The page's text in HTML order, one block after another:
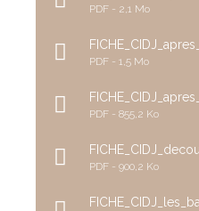
PDF 2,1 Mo
PDF 1,5 Mo
PDF 855,2 Ko
PDF 900,2 Ko